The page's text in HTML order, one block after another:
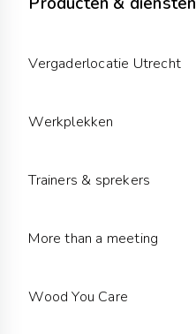
Vergaderlocatie Utrecht
Werkplekken
Trainers & sprekers
More than a meeting
Wood You Care
m